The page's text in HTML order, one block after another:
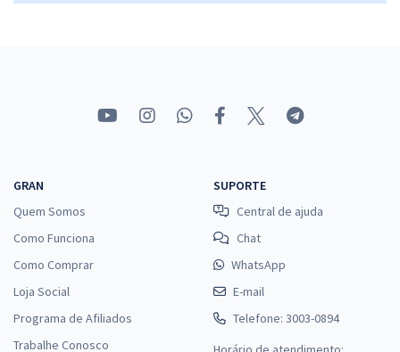
à vista
19,33
Economize R$ 57,98 (-20%)
Comprar
GRAN
Quem Somos
Como Funciona
Como Comprar
Loja Social
Programa de Afiliados
Trabalhe Conosco
SUPORTE
Central de ajuda
Chat
WhatsApp
E-mail
Telefone: 3003-0894